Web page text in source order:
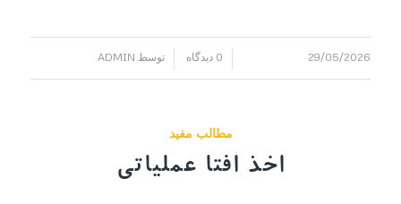
29/05/2026 0 دیدگاه توسط ADMIN
مطالب مفید
اخذ افتا عملیاتی